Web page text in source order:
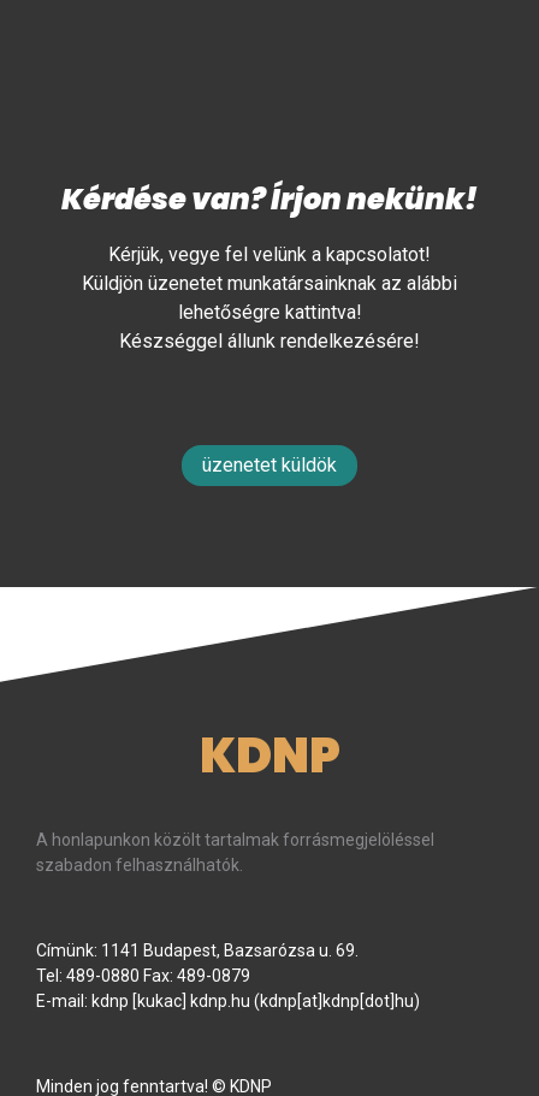
Kérdése van? Írjon nekünk!
Kérjük, vegye fel velünk a kapcsolatot!
Küldjön üzenetet munkatársainknak az alábbi
lehetőségre kattintva!
Készséggel állunk rendelkezésére!
üzenetet küldök
KDNP
A honlapunkon közölt tartalmak forrásmegjelöléssel
szabadon felhasználhatók.
Címünk: 1141 Budapest, Bazsarózsa u. 69.
Tel: 489-0880 Fax: 489-0879
E-mail: kdnp [kukac] kdnp hu (kdnp[at]kdnp[dot]hu)
Minden jog fenntartva! © KDNP